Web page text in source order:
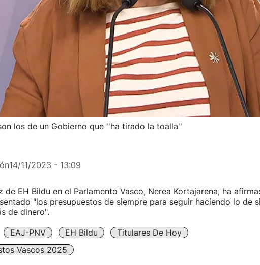
los de un Gobierno que ''ha tirado la toalla''
14/11/2023 - 13:09
de EH Bildu en el Parlamento Vasco, Nerea Kortajarena, ha
"los presupuestos de siempre para seguir haciendo lo de
de dinero".
EAJ-PNV EH Bildu
Titulares De Hoy
Vascos 2025